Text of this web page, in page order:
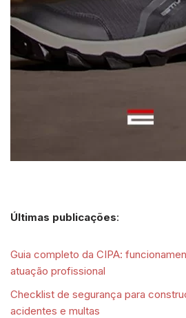
Últimas publicações:
Guia completo da CIPA:
atuação profissional
Checklist de segurança para
acidentes e multas